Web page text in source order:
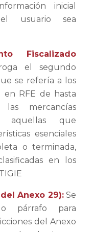
inicial
usuario sea
Fiscalizado
el segundo
se refería a los
en RFE de hasta
mercancías
aquellas que
esenciales
o terminada,
en los
Anexo 29):Se
párrafo para
del Anexo